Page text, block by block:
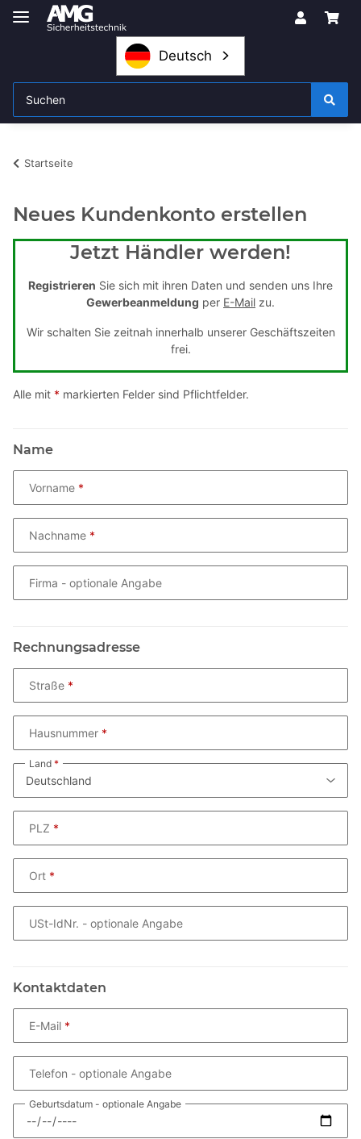
Deutsch
Startseite
Neues Kundenkonto erstellen
Jetzt Händler werden!
Registrieren Sie sich mit ihren Daten und senden uns Ihre
Gewerbeanmeldung per E-Mail zu.
Wir schalten Sie zeitnah innerhalb unserer Geschäftszeiten
frei.
Alle mit * markierten Felder sind Pflichtfelder.
Name
Vorname
Nachname
Firma - optionale Angabe
Rechnungsadresse
Straße
Hausnummer
Land
PLZ
Ort
USt-IdNr. - optionale Angabe
Kontaktdaten
E-Mail
Telefon - optionale Angabe
Geburtsdatum - optionale Angabe